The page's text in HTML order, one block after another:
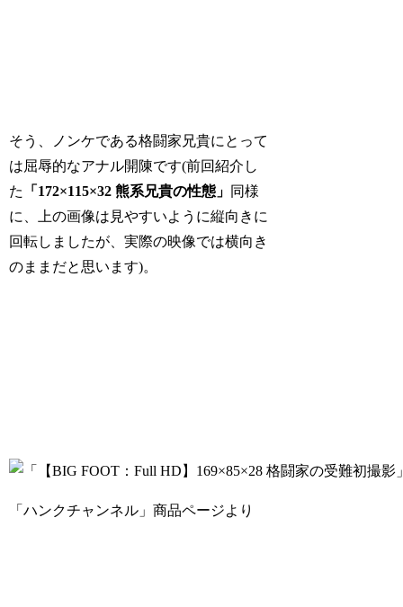
そう、ノンケである格闘家兄貴にとって
は屈辱的なアナル開陳です(前回紹介し
た
「172×115×32 熊系兄貴の性態」 同様
に、上の画像は見やすいように縦向きに
回転しましたが、実際の映像では横向き
のままだと思います)。
「ハンクチャンネル」商品ページより